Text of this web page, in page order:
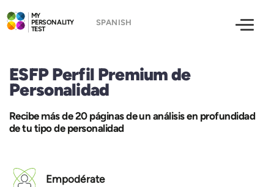
MY
PERSONALITY
TEST
ESFP Perfil Premium de
Personalidad
Recibe más de 20 páginas de un análisis en profundidad
de tu tipo de personalidad
Empodérate